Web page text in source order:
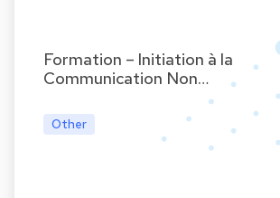
Formation – Initiation à la
Communication Non…
Other